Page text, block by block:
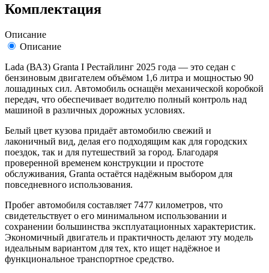
Комплектация
Описание
Описание
Lada (ВАЗ) Granta I Рестайлинг 2025 года — это седан с
бензиновым двигателем объёмом 1,6 литра и мощностью 90
лошадиных сил. Автомобиль оснащён механической коробкой
передач, что обеспечивает водителю полный контроль над
машиной в различных дорожных условиях.
Белый цвет кузова придаёт автомобилю свежий и
лаконичный вид, делая его подходящим как для городских
поездок, так и для путешествий за город. Благодаря
проверенной временем конструкции и простоте
обслуживания, Granta остаётся надёжным выбором для
повседневного использования.
Пробег автомобиля составляет 7477 километров, что
свидетельствует о его минимальном использовании и
сохранении большинства эксплуатационных характеристик.
Экономичный двигатель и практичность делают эту модель
идеальным вариантом для тех, кто ищет надёжное и
функциональное транспортное средство.